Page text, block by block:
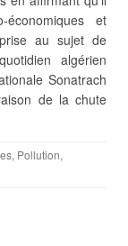
économiques et
au sujet de
algérien
Sonatrach
de la chute
, Pollution,